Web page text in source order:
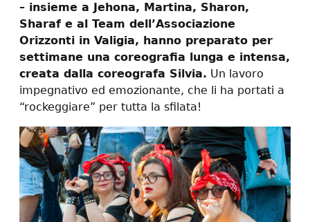
– insieme a Jehona, Martina, Sharon,
Sharaf e al Team dell’Associazione
Orizzonti in Valigia, hanno preparato per
settimane una coreografia lunga e intensa,
creata dalla coreografa Silvia. Un lavoro
impegnativo ed emozionante, che li ha portati a
“rockeggiare” per tutta la sfilata!